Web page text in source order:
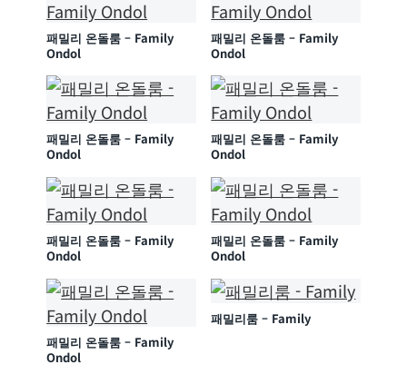
패밀리 온돌룸 – Family
Ondol
패밀리 온돌룸 – Family
Ondol
패밀리 온돌룸 – Family
Ondol
패밀리 온돌룸 – Family
Ondol
패밀리 온돌룸 – Family
Ondol
패밀리 온돌룸 – Family
Ondol
패밀리 온돌룸 – Family
Ondol
패밀리룸 – Family